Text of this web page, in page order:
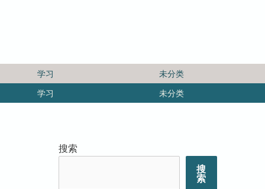
学习 未分类
学习 未分类
搜索
搜
索